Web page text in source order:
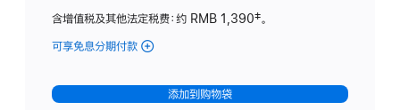
含增值税及其他法定税费：约 RMB 1,390脚
‡。
可享免息分期付款 (Studio
-
标
添加到购物袋